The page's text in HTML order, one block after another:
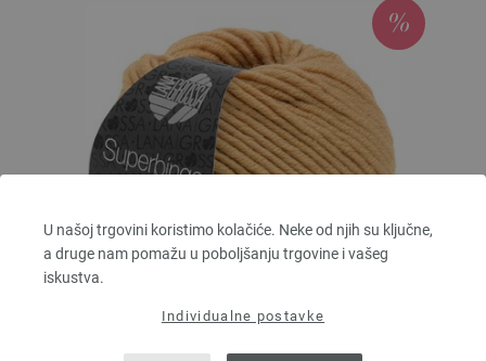
U našoj trgovini koristimo kolačiće. Neke od njih su ključne,
a druge nam pomažu u poboljšanju trgovine i vašeg
iskustva.
Individualne postavke